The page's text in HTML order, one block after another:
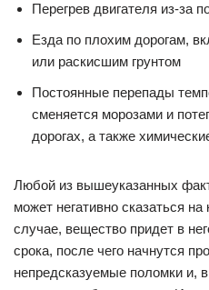
Перегрев двигателя из-за
Езда по плохим дорогам,
или раскисшим грунтом
Постоянные перепады
сменяется морозами и
дорогах, а также
Любой из вышеуказанных
может негативно сказаться
случае, вещество придет в
срока, после чего начнутся
непредсказуемые поломки и,